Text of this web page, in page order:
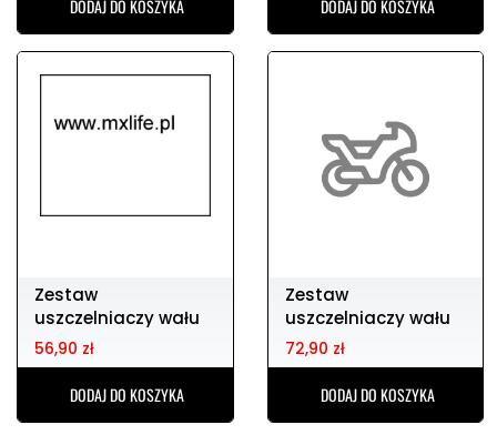
DODAJ DO KOSZYKA DODAJ DO KOSZYKA
Zestaw
uszczelniaczy wału
korbowego KTM sx
125 250
56,90 zł
DODAJ DO KOSZYKA
Zestaw
uszczelniaczy wału
korbowego 450sxf
07-09
72,90 zł
DODAJ DO KOSZYKA